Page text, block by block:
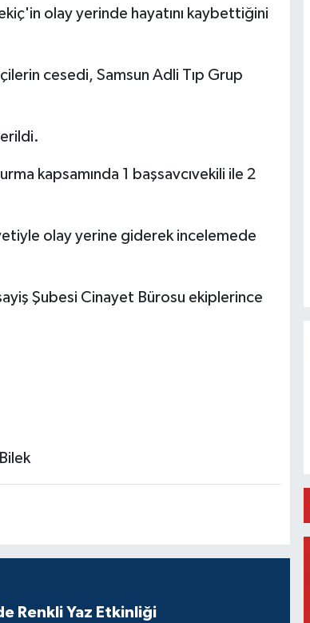
olay yerinde hayatını kaybettiğini
cesedi, Samsun Adli Tıp Grup
kapsamında 1 başsavcıvekili ile 2
olay yerine giderek incelemede
Şubesi Cinayet Bürosu ekiplerince
Renkli Yaz Etkinliği